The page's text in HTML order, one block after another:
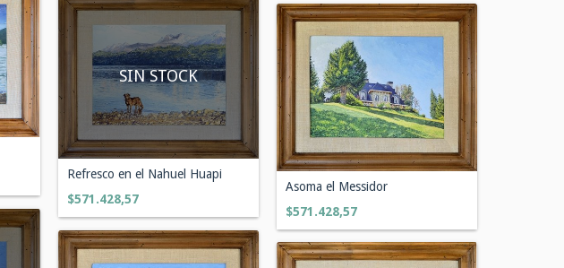
SIN STOCK
Refresco en el Nahuel Huapi
$571.428,57
Asoma el Messidor
$571.428,57